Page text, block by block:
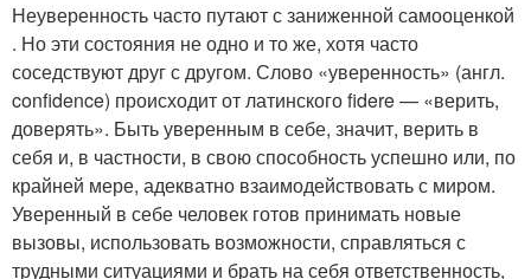
Неуверенность часто путают с заниженной самооценкой
. Но эти состояния не одно и то же, хотя часто
соседствуют друг с другом. Слово «уверенность» (англ.
confidence) происходит от латинского fidere — «верить,
доверять». Быть уверенным в себе, значит, верить в
себя и, в частности, в свою способность успешно или, по
крайней мере, адекватно взаимодействовать с миром.
Уверенный в себе человек готов принимать новые
вызовы, использовать возможности, справляться с
трудными ситуациями и брать на себя ответственность,